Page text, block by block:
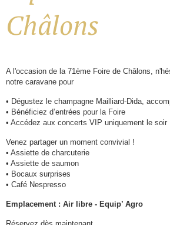
Châlons
A l'occasion de la 71ème Foire de Châlons,
notre caravane pour
• Dégustez le champagne Mailliard-Dida,
• Bénéficiez d’entrées pour la Foire
• Accédez aux concerts VIP uniquement le soir
Venez partager un moment convivial !
• Assiette de charcuterie
• Assiette de saumon
• Bocaux surprises
• Café Nespresso
Emplacement : Air libre - Equip’ Agro